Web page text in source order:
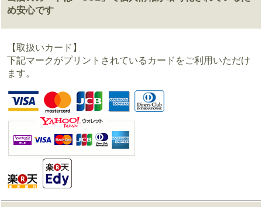
め安心です
【取扱いカード】
下記マークがプリントされているカードをご利用いただけ
ます。